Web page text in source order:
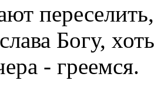
Богу,
- греемся.